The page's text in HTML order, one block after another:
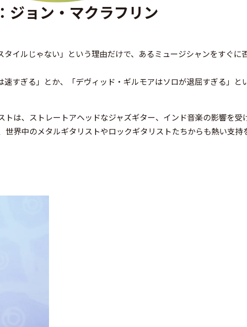
ジョン・マクラフリン
イルじゃない」という理由だけで、あるミュージシャンをすぐに
すぎる」とか、「デヴィッド・ギルモアはソロが退屈すぎる」と
は、ストレートアヘッドなジャズギター、インド音楽の影響を受
界中のメタルギタリストやロックギタリストたちからも熱い支持